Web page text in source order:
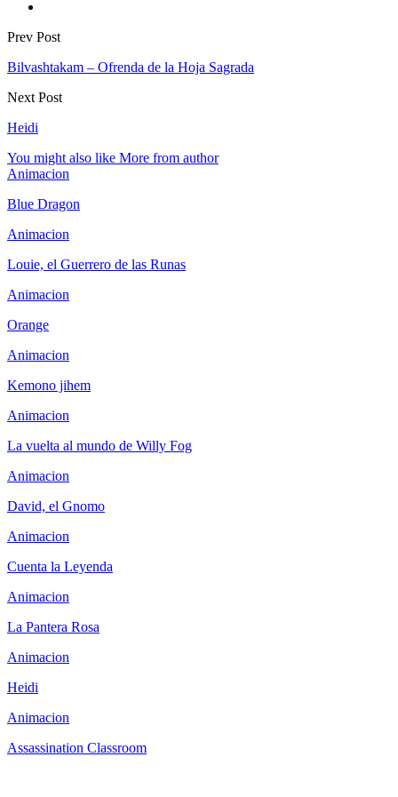
Prev Post
Bilvashtakam – Ofrenda de la Hoja Sagrada
Next Post
Heidi
You might also like More from author
Animacion
Blue Dragon
Animacion
Louie, el Guerrero de las Runas
Animacion
Orange
Animacion
Kemono jihem
Animacion
La vuelta al mundo de Willy Fog
Animacion
David, el Gnomo
Animacion
Cuenta la Leyenda
Animacion
La Pantera Rosa
Animacion
Heidi
Animacion
Assassination Classroom